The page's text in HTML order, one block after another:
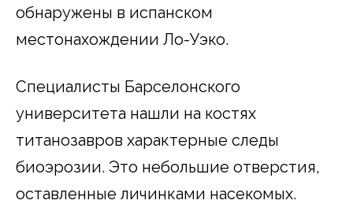
обнаружены в испанском
местонахождении Ло-Уэко.
Специалисты Барселонского
университета нашли на костях
титанозавров характерные следы
биоэрозии. Это небольшие отверстия,
оставленные личинками насекомых.